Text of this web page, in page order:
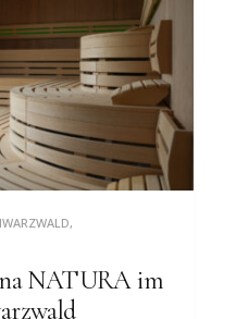
,
NATURA im